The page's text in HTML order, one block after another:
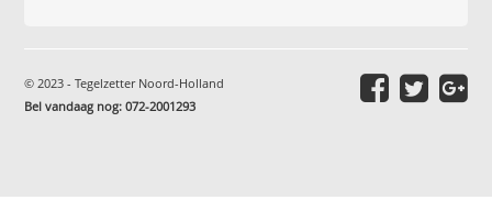
© 2023 - Tegelzetter Noord-Holland
Bel vandaag nog: 072-2001293